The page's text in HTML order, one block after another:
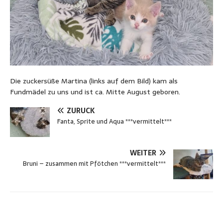
Die zuckersüße Martina (links auf dem Bild) kam als
Fundmädel zu uns und ist ca. Mitte August geboren.
ZURÜCK
Fanta, Sprite und Aqua ***vermittelt***
WEITER
Bruni – zusammen mit Pfötchen ***vermittelt***